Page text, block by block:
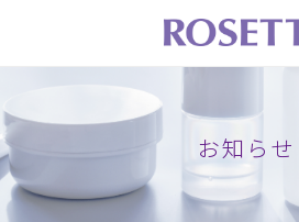
お知らせ